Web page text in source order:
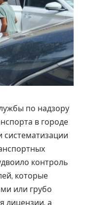
по надзору
в городе
систематизации
контроль
которые
или грубо
лицензии, а